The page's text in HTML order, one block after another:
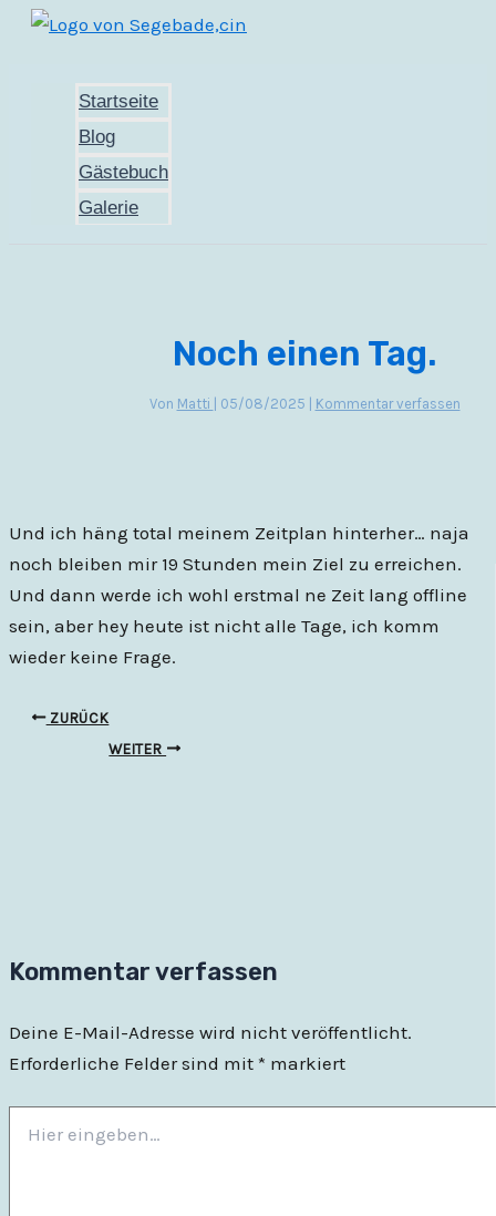
Zum
springen
Startseite
Blog
Gästebuch
Galerie
Noch einen Tag.
Von Matti | 05/08/2025 | Kommentar verfassen
Und ich häng total meinem Zeitplan hinterher… naja
noch bleiben mir 19 Stunden mein Ziel zu erreichen.
Und dann werde ich wohl erstmal ne Zeit lang offline
sein, aber hey heute ist nicht alle Tage, ich komm
wieder keine Frage.
ZURÜCK
WEITER
Kommentar verfassen
Deine E-Mail-Adresse wird nicht veröffentlicht.
Erforderliche Felder sind mit * markiert
eingeben…